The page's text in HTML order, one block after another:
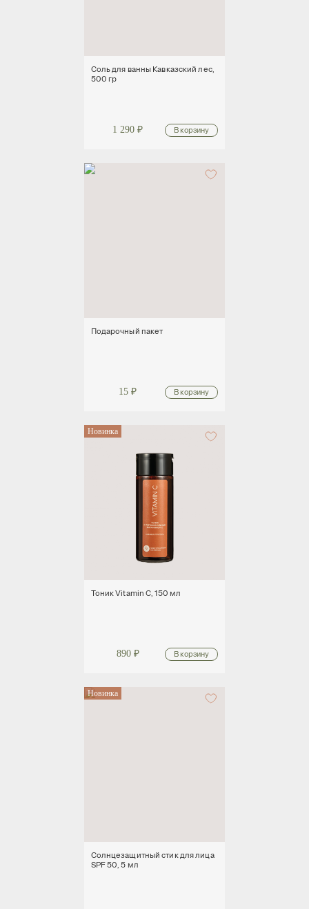
Соль для ванны Кавказский лес,
500 гр
1 290 ₽
Подарочный пакет
15 ₽
Новинка
Тоник Vitamin C, 150 мл
890 ₽
Новинка
Солнцезащитный стик для лица
SPF 50, 5 мл